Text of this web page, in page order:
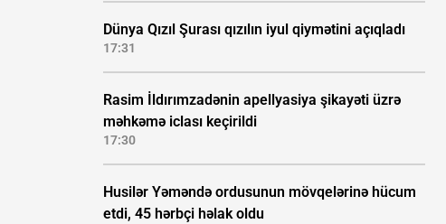
Dünya Qızıl Şurası qızılın iyul qiymətini açıqladı
17:31
Rasim İldırımzadənin apellyasiya şikayəti üzrə
məhkəmə iclası keçirildi
17:30
Husilər Yəməndə ordusunun mövqelərinə hücum
etdi, 45 hərbçi həlak oldu